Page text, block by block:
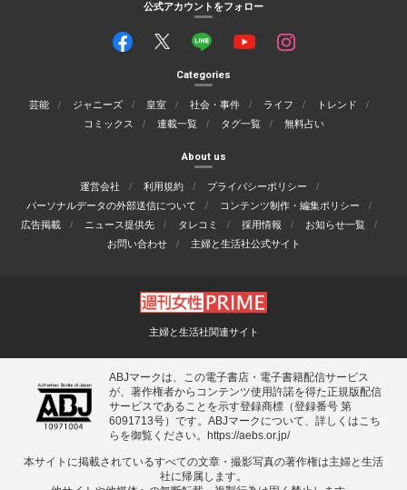
公式アカウントをフォロー
Categories
芸能 ジャニーズ 皇室 社会・事件 ライフ
トレンド
コミックス
連載一覧 タグ一覧 無料占い
About us
運営会社 利用規約
プライバシーポリシー
パーソナルデータの外部送信について
コンテンツ制作・編集ポリシー
広告掲載
ニュース提供先 タレコミ 採用情報
お知らせ一覧
お問い合わせ
主婦と生活社公式サイト
主婦と生活社関連サイト
ABJマークは、この電子書店・電子書籍配信サービス
が、著作権者からコンテンツ使用許諾を得た正規版配信
サービスであることを示す登録商標（登録番号 第
6091713号）です。ABJマークについて、詳しくはこち
らを御覧ください。
https://aebs.or.jp/
本サイトに掲載されているすべての⽂章・撮影写真の著作権は主婦と⽣活
社に帰属します。